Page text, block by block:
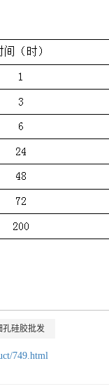
孔硅胶批发
749.html